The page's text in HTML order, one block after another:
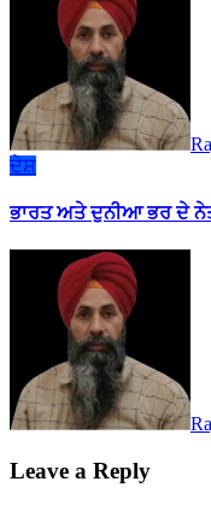
ਦੇਸ਼
ਭਾਰਤ ਅਤੇ ਦੁਨੀਆ ਭਰ ਦੇ
Leave a Reply